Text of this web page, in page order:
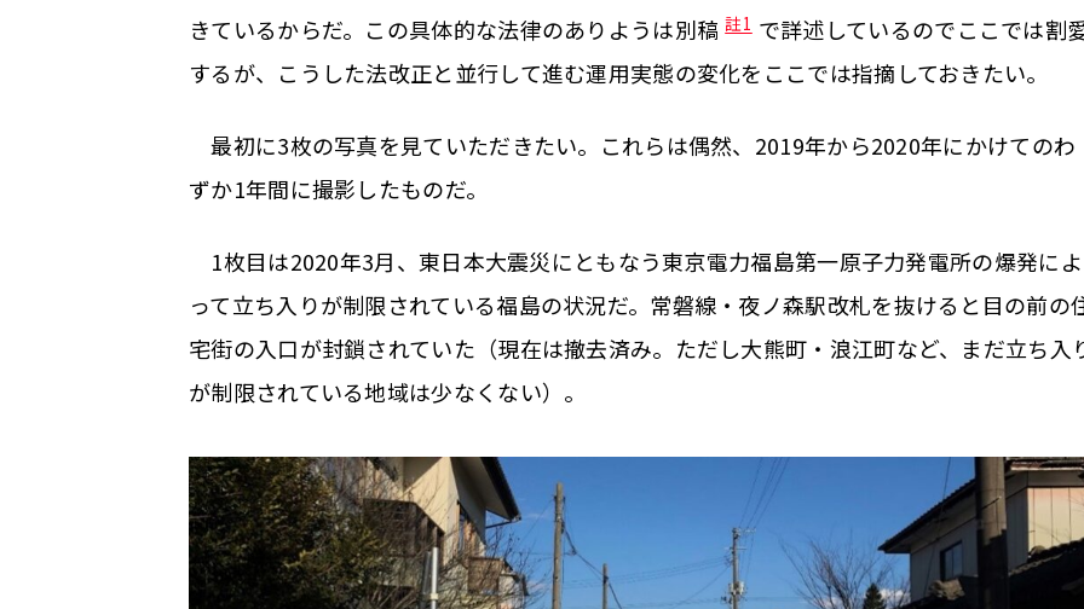
きているからだ。この具体的な法律のありようは別稿 註1 で詳述しているのでここでは割
するが、こうした法改正と並行して進む運用実態の変化をここでは指摘しておきたい。
最初に3枚の写真を見ていただきたい。これらは偶然、2019年から2020年にかけてのわ
ずか1年間に撮影したものだ。
1枚目は2020年3月、東日本大震災にともなう東京電力福島第一原子力発電所の爆発によ
って立ち入りが制限されている福島の状況だ。常磐線・夜ノ森駅改札を抜けると目の前の
宅街の入口が封鎖されていた（現在は撤去済み。ただし大熊町・浪江町など、まだ立ち入
が制限されている地域は少なくない）。